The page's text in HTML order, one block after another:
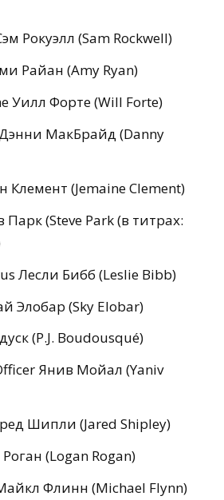
Рокуэлл (Sam Rockwell)
Райан (Amy Ryan)
Уилл Форте (Will Forte)
МакБрайд (Danny
Клемент (Jemaine Clement)
Парк (Steve Park (в титрах:
Лесли Бибб (Leslie Bibb)
Элобар (Sky Elobar)
(P.J. Boudousqué)
Янив Мойал (Yaniv
Шипли (Jared Shipley)
(Logan Rogan)
Флинн (Michael Flynn)